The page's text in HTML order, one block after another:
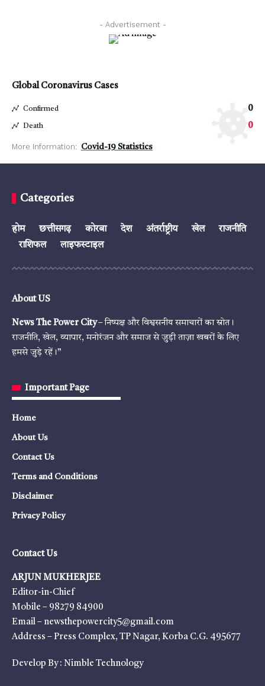
- Advertisement -
Global Coronavirus Cases
Confirmed 0
Death 0
More Information: Covid-19 Statistics
Categories
होम छत्तीसगढ़ कोरबा देश अंतर्राष्ट्रीय खेल
राजनीति
राशिफल
लाइफस्टाइल
About US
News The Power City– निष्पक्ष और विश्वसनीय समाचारों का स्रोत।
राजनीति, खेल, व्यापार, मनोरंजन और समाज से जुड़ी ताज़ा खबरों के लिए
हमसे जुड़े रहें।”
Important Page
Home
About Us
Contact Us
Terms and Conditions
Disclaimer
Privacy Policy
Contact Us
ARJUN MUKHERJEE
Editor-in-Chief
Mobile – 98279 84900
Email – newsthepowercity5@gmail.com
Address – Press Complex, TP Nagar, Korba C.G. 495677
Develop By : Nimble Technology